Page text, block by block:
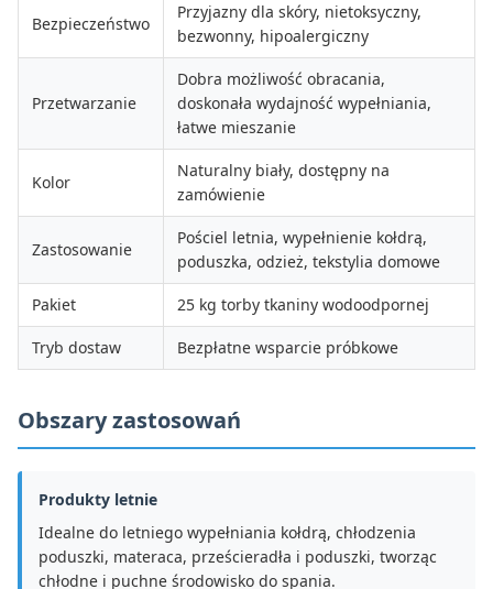
Bezpieczeństwo
Przyjazny dla skóry, nietoksyczny,
bezwonny, hipoalergiczny
Przetwarzanie
Dobra możliwość obracania,
doskonała wydajność wypełniania,
łatwe mieszanie
Kolor
Naturalny biały, dostępny na
zamówienie
Zastosowanie
Pościel letnia, wypełnienie kołdrą,
poduszka, odzież, tekstylia domowe
Pakiet 25 kg torby tkaniny wodoodpornej
Tryb dostaw Bezpłatne wsparcie próbkowe
Obszary zastosowań
Produkty letnie
Idealne do letniego wypełniania kołdrą, chłodzenia
poduszki, materaca, prześcieradła i poduszki, tworząc
chłodne i puchne środowisko do spania.